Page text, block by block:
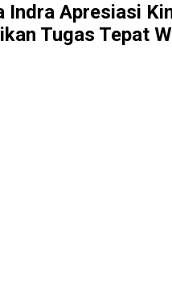
Indra Apresiasi
Tugas Tepat